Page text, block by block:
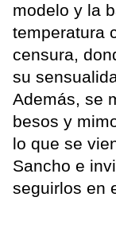
modelo y la
temperatura
censura,
su
Además, se
besos y
lo que se
Sancho e
seguirlos en